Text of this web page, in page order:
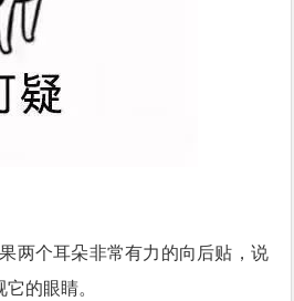
两个耳朵非常有力的向后贴，说
的眼睛。